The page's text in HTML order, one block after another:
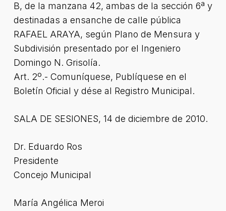
B, de la manzana 42, ambas de la sección 6ª y
destinadas a ensanche de calle pública
RAFAEL ARAYA, según Plano de Mensura y
Subdivisión presentado por el Ingeniero
Domingo N. Grisolía.
Art. 2º.- Comuníquese, Publíquese en el
Boletín Oficial y dése al Registro Municipal.
SALA DE SESIONES, 14 de diciembre de 2010.
Dr. Eduardo Ros
Presidente
Concejo Municipal
María Angélica Meroi